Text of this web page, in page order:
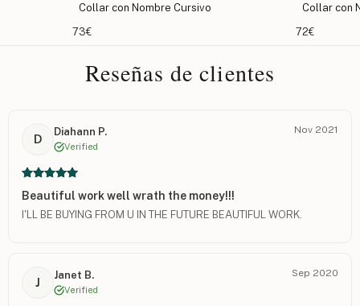
Collar
51€
Collar con Nombre Clásico con Corazón
72€
Reseñas de clientes
D
Diahann P.
Verified
Nov 2021
Beautiful work well wrath the money!!!
I'LL BE BUYING FROM U IN THE FUTURE BEAUTIFUL WORK.
J
Janet B.
Verified
Sep 2020